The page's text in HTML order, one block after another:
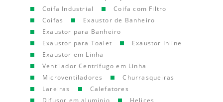
Coifa Industrial
Coifa com Filtro
Coifas
Exaustor de Banheiro
Exaustor para Banheiro
Exaustor para Toalet
Exaustor Inline
Exaustor em Linha
Ventilador Centrifugo em Linha
Microventiladores
Churrasqueiras
Lareiras
Calefatores
Difusor em aluminio
Helices